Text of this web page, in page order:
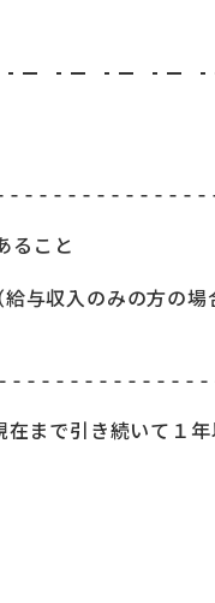
ること
給与収入のみの方の
まで引き続いて１年